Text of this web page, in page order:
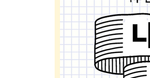
14일차. 줄 없이 문장 연습
15일차. 레이아웃에 따른 느
4주차. 일상 속에서 빛나는
16일차. 내 글씨로 캘리그라
17일차. 내 글씨로 캘리그라피